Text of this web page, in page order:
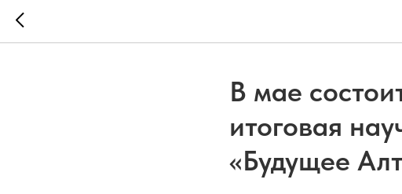
В мае
итоговая
«Будущее